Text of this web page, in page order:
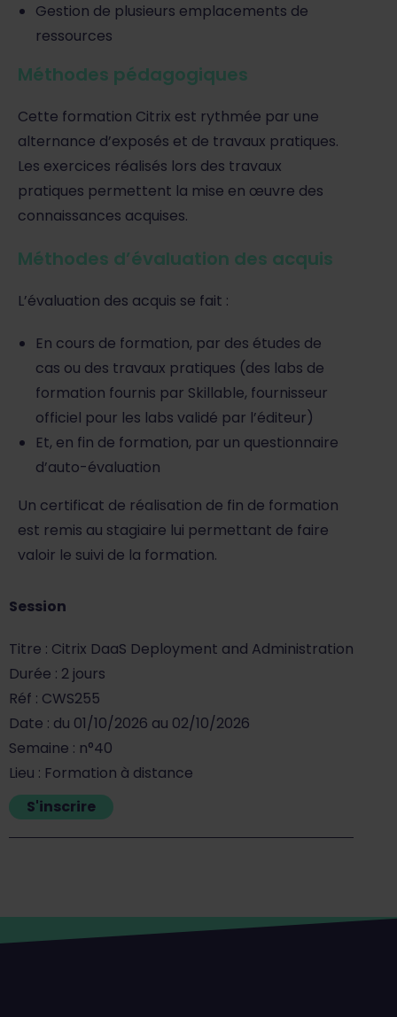
Gestion de plusieurs emplacements de
ressources
Méthodes pédagogiques
Cette formation Citrix est rythmée par une
alternance d’exposés et de travaux pratiques.
Les exercices réalisés lors des travaux
pratiques permettent la mise en œuvre des
connaissances acquises.
Méthodes d’évaluation des acquis
L’évaluation des acquis se fait :
En cours de formation, par des études de
cas ou des travaux pratiques (des labs de
formation fournis par Skillable, fournisseur
officiel pour les labs validé par l’éditeur)
Et, en fin de formation, par un questionnaire
d’auto-évaluation
Un certificat de réalisation de fin de formation
est remis au stagiaire lui permettant de faire
valoir le suivi de la formation.
Session
Titre : Citrix DaaS Deployment and Administration
Durée : 2 jours
Réf : CWS255
Date : du 01/10/2026 au 02/10/2026
Semaine : n°40
Lieu : Formation à distance
S'inscrire